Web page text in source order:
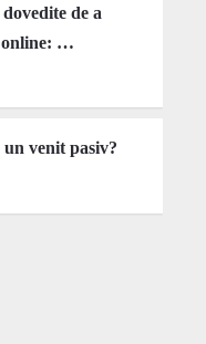
de a
online: …
un venit pasiv?